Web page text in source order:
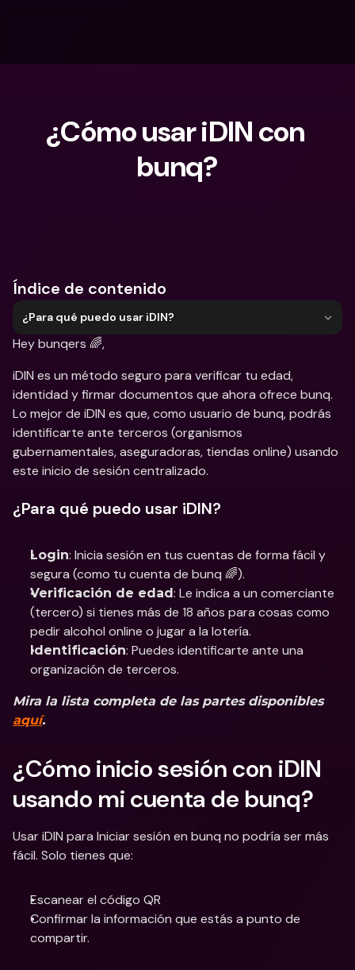
¿Cómo usar iDIN con
bunq?
Índice de contenido
¿Para qué puedo usar iDIN?
Hey bunqers 🌈,
iDIN es un método seguro para verificar tu edad,
identidad y firmar documentos que ahora ofrece bunq.
Lo mejor de iDIN es que, como usuario de bunq, podrás
identificarte ante terceros (organismos
gubernamentales, aseguradoras, tiendas online) usando
este inicio de sesión centralizado.
¿Para qué puedo usar iDIN?
Login: Inicia sesión en tus cuentas de forma fácil y
segura (como tu cuenta de bunq 🌈).
Verificación de edad: Le indica a un comerciante
(tercero) si tienes más de 18 años para cosas como
pedir alcohol online o jugar a la lotería.
Identificación: Puedes identificarte ante una
organización de terceros.
Mira la lista completa de las partes disponibles
aquí.
¿Cómo inicio sesión con iDIN
usando mi cuenta de bunq?
Usar iDIN para Iniciar sesión en bunq no podría ser más
fácil. Solo tienes que:
Escanear el código QR
Confirmar la información que estás a punto de
compartir.